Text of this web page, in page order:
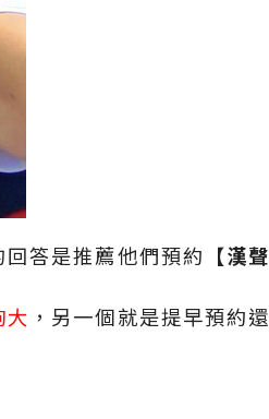
答是推薦他們預約 【漢聲
大 ，另一個就是提早預約還